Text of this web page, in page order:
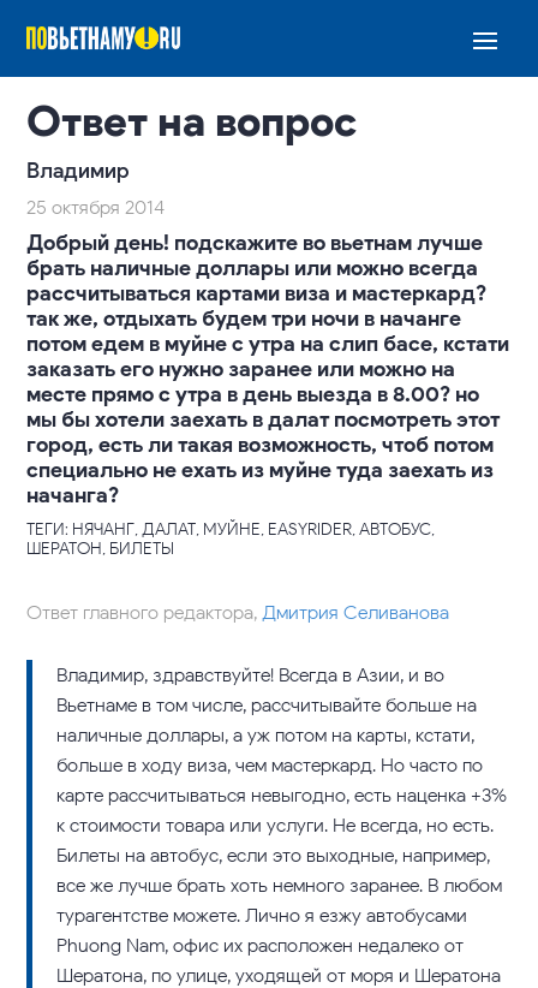
Ответ на вопрос
Владимир
25 октября 2014
Добрый день! подскажите во вьетнам лучше
брать наличные доллары или можно всегда
рассчитываться картами виза и мастеркард?
так же, отдыхать будем три ночи в начанге
потом едем в муйне с утра на слип басе, кстати
заказать его нужно заранее или можно на
месте прямо с утра в день выезда в 8.00? но
мы бы хотели заехать в далат посмотреть этот
город, есть ли такая возможность, чтоб потом
специально не ехать из муйне туда заехать из
начанга?
ТЕГИ: НЯЧАНГ, ДАЛАТ, МУЙНЕ, EASYRIDER, АВТОБУС,
ШЕРАТОН, БИЛЕТЫ
Ответ главного редактора,Дмитрия Селиванова
Владимир, здравствуйте! Всегда в Азии, и во
Вьетнаме в том числе, рассчитывайте больше на
наличные доллары, а уж потом на карты, кстати,
больше в ходу виза, чем мастеркард. Но часто по
карте рассчитываться невыгодно, есть наценка +3%
к стоимости товара или услуги. Не всегда, но есть.
Билеты на автобус, если это выходные, например,
все же лучше брать хоть немного заранее. В любом
турагентстве можете. Лично я езжу автобусами
Phuong Nam, офис их расположен недалеко от
Шератона, по улице, уходящей от моря и Шератона